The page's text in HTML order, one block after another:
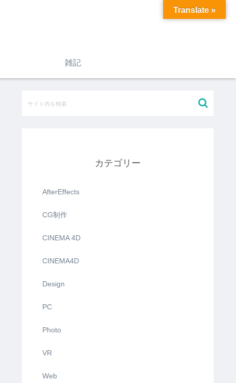
雑記
カテゴリー
AfterEffects
CG制作
CINEMA 4D
CINEMA4D
Design
PC
Photo
VR
Web
Translate »